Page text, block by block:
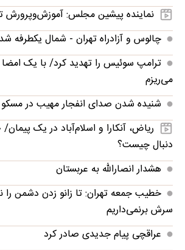
نماینده پیشین مجلس:
چالوس و آزادراه تهران - شمال یکطرفه شد
ترامپ سوئیس را تهدید کرد/ با یک امضا
می‌ریزم
شنیده شدن صدای انفجار مهیب در مسکو
ریاض، آنکارا و اسلام‌آباد در یک
دنبال چیست؟
هشدار انصارالله به عربستان
خطیب جمعه تهران: تا زانو زدن دشمن را
سرش برنمی‌داریم
عراقچی پیام جدیدی صادر کرد